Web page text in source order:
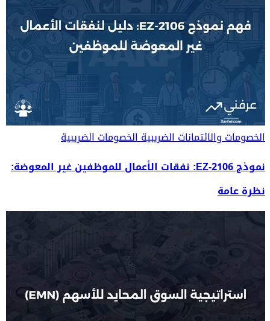
الخصومات والائتمانات الضريبيةالخصومات الضريبية
نموذج 2106-EZ: نفقات الأعمال للموظفين غير المعوضة:
نظرة عامة